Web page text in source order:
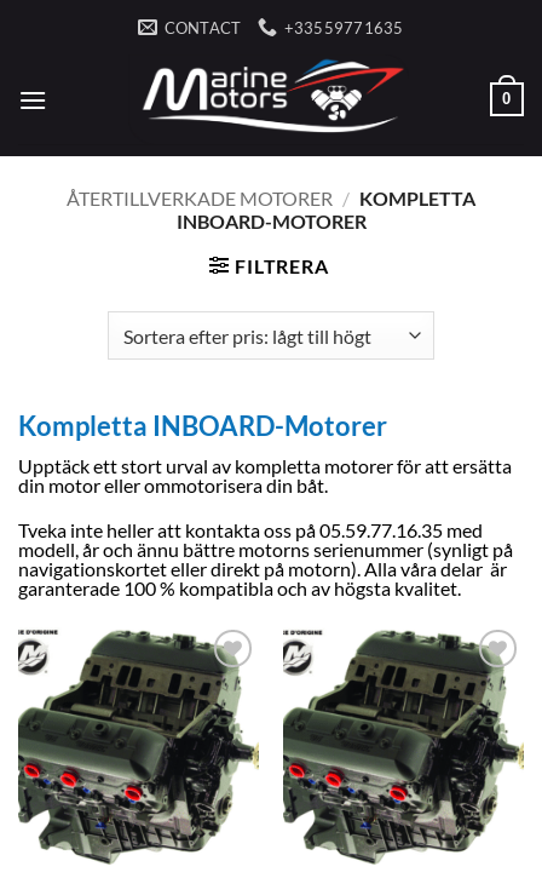
CONTACT +33559771635
0
ÅTERTILLVERKADE MOTORER / KOMPLETTA
INBOARD-MOTORER
FILTRERA
Kompletta INBOARD-Motorer
Upptäck ett stort urval av kompletta motorer för att ersätta
din motor eller ommotorisera din båt.
Tveka inte heller att kontakta oss på 05.59.77.16.35 med
modell, år och ännu bättre motorns serienummer (synligt på
navigationskortet eller direkt på motorn). Alla våra delar är
garanterade 100 % kompatibla och av högsta kvalitet.
AJOUTER
À LA
LISTE
D’ENVIES
AJOUTER
À LA
LISTE
D’ENVIES